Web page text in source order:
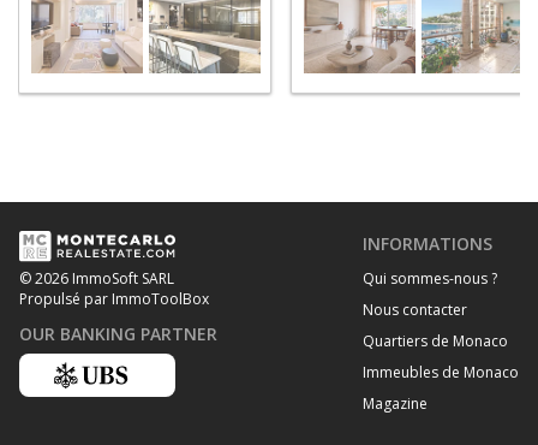
© 2026 ImmoSoft SARL
Propulsé par ImmoToolBox
OUR BANKING PARTNER
INFORMATIONS
Qui sommes-nous ?
Nous contacter
Quartiers de Monaco
Immeubles de Monaco
Magazine